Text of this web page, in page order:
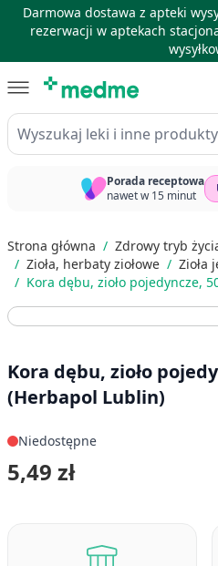
Darmowa dostawa z apteki
rezerwacji w aptekach
Wyszukaj leki i inne produkty
Porada receptowa
nawet w 15 minut
Strona główna / Zdrowy tryb
/ Zioła, herbaty ziołowe / Zioła
/ Kora dębu, zioło pojedyncze,
Kora dębu, zioło
(Herbapol Lublin)
Niedostępne
5,49 zł